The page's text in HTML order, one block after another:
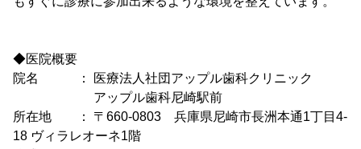
◆医院概要
院名 ： 医療法人社団アップル歯科クリニック
アップル歯科尼崎駅前
所在地 ： 〒660-0803 兵庫県尼崎市長洲本通1丁目4-
18 ヴィラレオーネ1階